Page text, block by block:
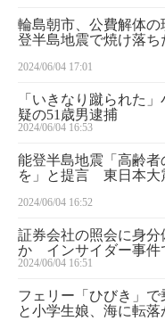
輪島朝市、公費解体
登半島地震で焼け落ち
2024/06/04 17:01
「いきなり蹴られた
疑の51歳男逮捕
2024/06/04 16:53
能登半島地震「高齢
を」と提言 東日本大
2024/06/04 16:52
証券会社の照会に身
か インサイダー事件
2024/06/04 16:51
フェリー「ひびき」
と小学生娘、海に転